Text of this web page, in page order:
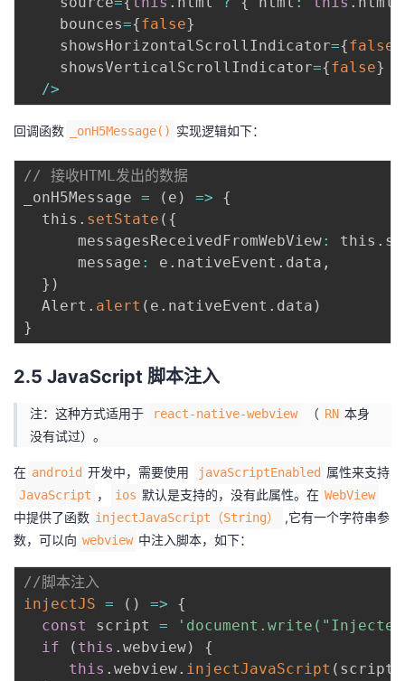
    bounces
={false}
    showsHorizontalScrollIndicator
={false
    showsVerticalScrollIndicator
={false}
/>
回调函数 _onH5Message() 实现逻辑如下：
// 接收HTML发出的数据
_onH5Message = ( e ) =>
{
  this
. setState ( {
      messagesReceivedFromWebView
: this .
      message
: e . nativeEvent . data ,
} )
  Alert
. alert ( e . nativeEvent . data )
}
2.5 JavaScript 脚本注入
注：这种方式适用于 react-native-webview （ RN 本身
没有试过）。
在 android 开发中，需要使用 javaScriptEnabled 属性来支持
JavaScript ， ios 默认是支持的，没有此属性。在 WebView
中提供了函数 injectJavaScript（String）
,它有一个字符串参
数，可以向 webview 中注入脚本，如下：
//脚本注入
injectJS = ( ) =>
{
const
script =
if
( this . webview)
{
this . webview. injectJavaScript ( script